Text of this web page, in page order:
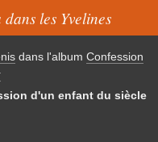
les Yvelines
dans l'album Confession
d'un enfant du siècle